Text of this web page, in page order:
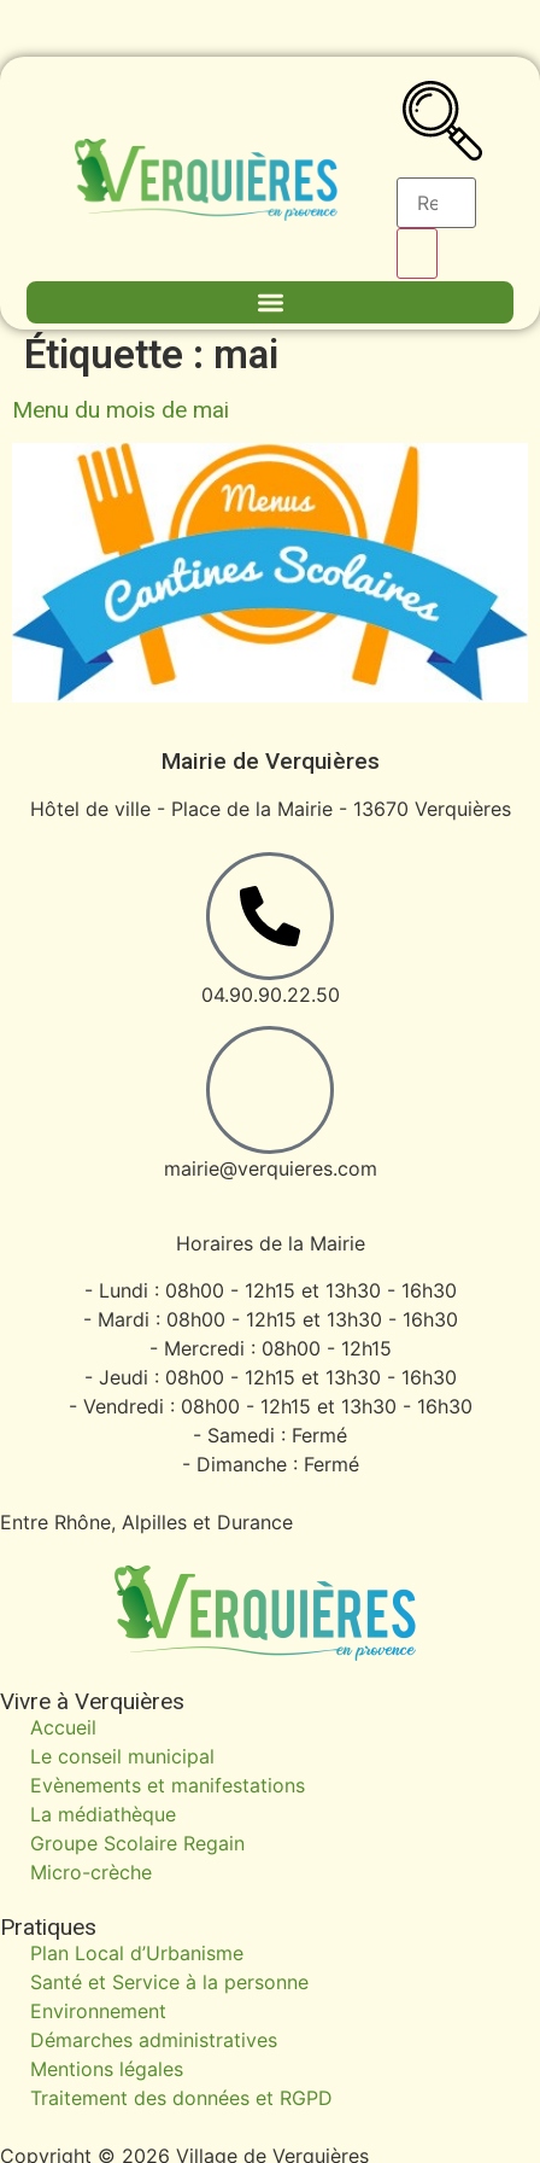
Étiquette : mai
Menu du mois de mai
Mairie de Verquières
Hôtel de ville - Place de la Mairie - 13670 Verquières
04.90.90.22.50
mairie@verquieres.com
Horaires de la Mairie
- Lundi : 08h00 - 12h15 et 13h30 - 16h30
- Mardi : 08h00 - 12h15 et 13h30 - 16h30
- Mercredi : 08h00 - 12h15
- Jeudi : 08h00 - 12h15 et 13h30 - 16h30
- Vendredi : 08h00 - 12h15 et 13h30 - 16h30
- Samedi : Fermé
- Dimanche : Fermé
Entre Rhône, Alpilles et Durance
Vivre à Verquières
Accueil
Le conseil municipal
Evènements et manifestations
La médiathèque
Groupe Scolaire Regain
Micro-crèche
Pratiques
Plan Local d’Urbanisme
Santé et Service à la personne
Environnement
Démarches administratives
Mentions légales
Traitement des données et RGPD
Copyright © 2026 Village de Verquières